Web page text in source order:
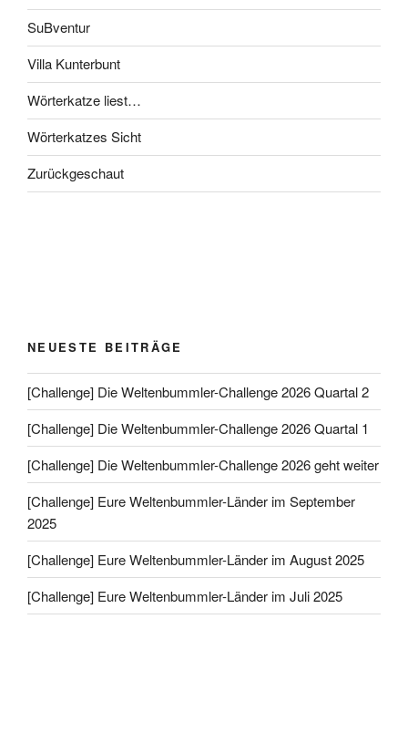
SuBventur
Villa Kunterbunt
Wörterkatze liest…
Wörterkatzes Sicht
Zurückgeschaut
NEUESTE BEITRÄGE
[Challenge] Die Weltenbummler-Challenge 2026 Quartal 2
[Challenge] Die Weltenbummler-Challenge 2026 Quartal 1
[Challenge] Die Weltenbummler-Challenge 2026 geht weiter
[Challenge] Eure Weltenbummler-Länder im September
2025
[Challenge] Eure Weltenbummler-Länder im August 2025
[Challenge] Eure Weltenbummler-Länder im Juli 2025